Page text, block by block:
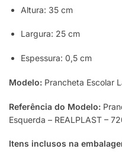
Altura: 35 cm
Largura: 25 cm
Espessura: 0,5 cm
Modelo: Prancheta Escolar
Referência do Modelo:
Esquerda – REALPLAST –
Itens inclusos na